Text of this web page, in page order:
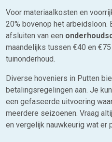
Voor materiaalkosten en
20% bovenop het
afsluiten van een
maandelijks tussen €40 en
tuinonderhoud.
Diverse hoveniers in Putten
betalingsregelingen aan. Je
een gefaseerde uitvoering
meerdere seizoenen. Vraag
en vergelijk nauwkeurig wat er